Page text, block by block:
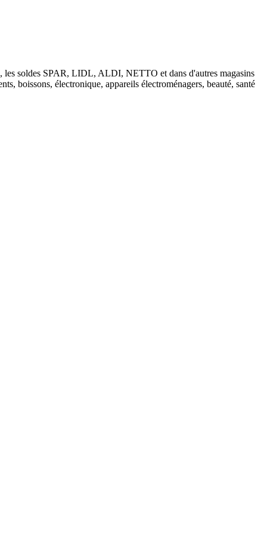
les soldes SPAR, LIDL, ALDI, NETTO et dans d'autres magasins
boissons, électronique, appareils électroménagers, beauté, santé